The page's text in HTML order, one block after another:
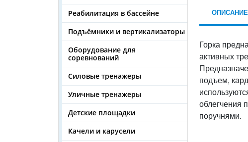
Реабилитация в бассейне
Подъёмники и вертикализаторы
Оборудование для
соревнований
Силовые тренажеры
Уличные тренажеры
Детские площадки
Качели и карусели
ОПИСАНИЕ
Горка
активных
подъем,
облегчения
поручнями.